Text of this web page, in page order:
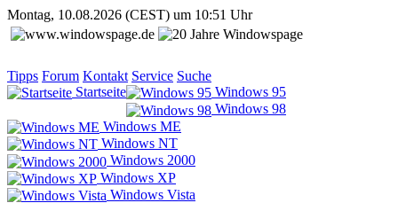
Montag, 10.08.2026 (CEST) um 10:51 Uhr
Tipps Forum Kontakt Service Suche
Startseite
Windows 95
Windows 98
Windows ME
Windows NT
Windows 2000
Windows XP
Windows Vista